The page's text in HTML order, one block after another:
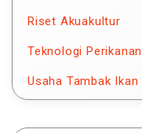
Riset Akuakultur
Teknologi
Usaha Tambak Ikan